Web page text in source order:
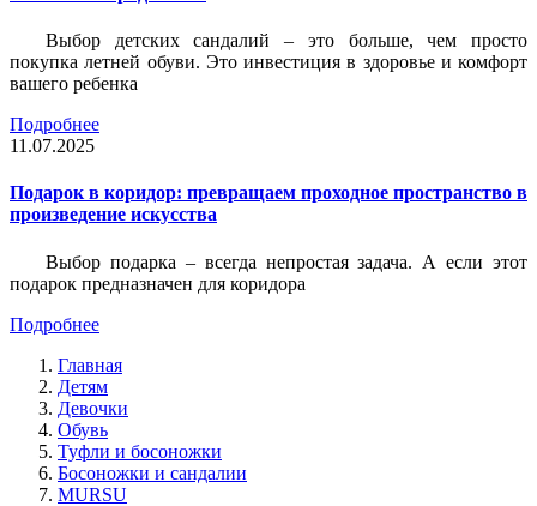
Выбор детских сандалий – это больше, чем просто
покупка летней обуви. Это инвестиция в здоровье и комфорт
вашего ребенка
Подробнее
11.07.2025
Подарок в коридор: превращаем проходное пространство в
произведение искусства
Выбор подарка – всегда непростая задача. А если этот
подарок предназначен для коридора
Подробнее
Главная
Детям
Девочки
Обувь
Туфли и босоножки
Босоножки и сандалии
MURSU